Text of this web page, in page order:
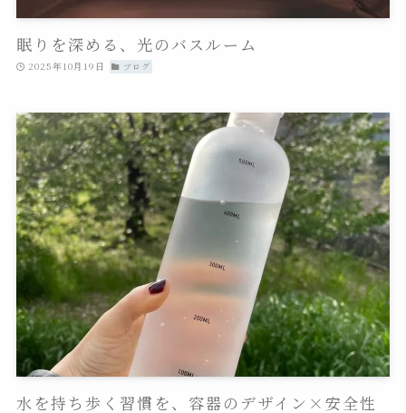
眠りを深める、光のバスルーム
2025年10月19日 ブログ
水を持ち歩く習慣を、容器のデザイン×安全性